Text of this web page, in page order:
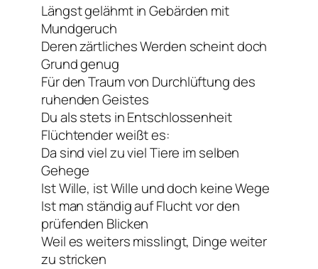
Längst gelähmt in Gebärden mit
Mundgeruch
Deren zärtliches Werden scheint doch
Grund genug
Für den Traum von Durchlüftung des
ruhenden Geistes
Du als stets in Entschlossenheit
Flüchtender weißt es:
Da sind viel zu viel Tiere im selben
Gehege
Ist Wille, ist Wille und doch keine Wege
Ist man ständig auf Flucht vor den
prüfenden Blicken
Weil es weiters misslingt, Dinge weiter
zu stricken